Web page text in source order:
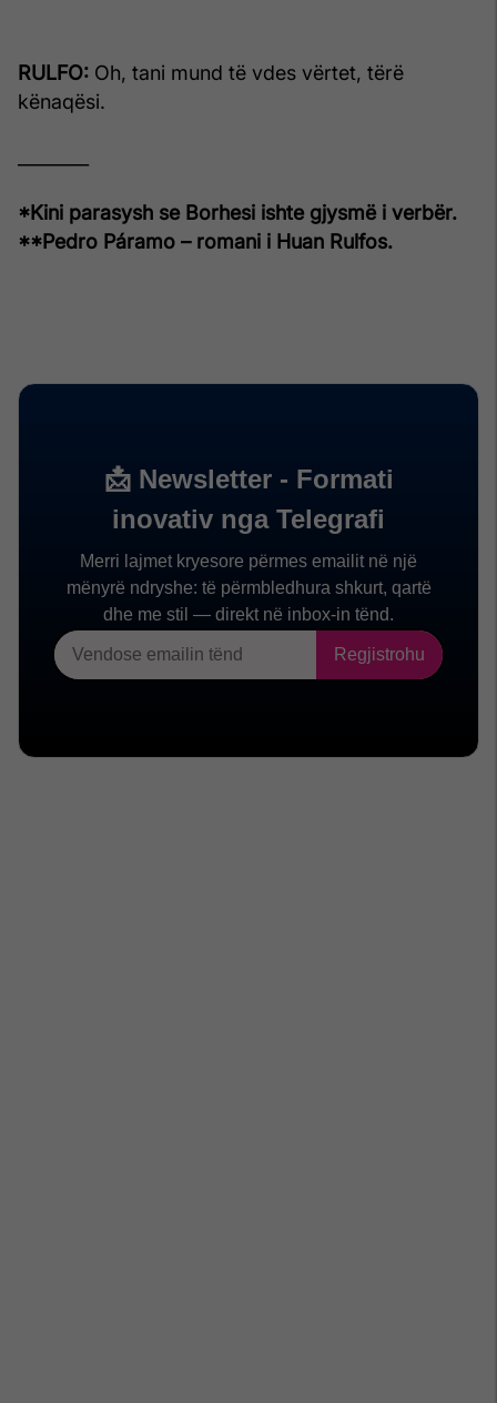
RULFO: Oh, tani mund të vdes vërtet, tërë
kënaqësi.
*Kini parasysh se Borhesi ishte gjysmë i verbër.
**Pedro Páramo – romani i Huan Rulfos.